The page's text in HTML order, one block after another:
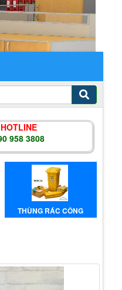
HOTLINE
958 3808
THÙNG RÁC CÔNG